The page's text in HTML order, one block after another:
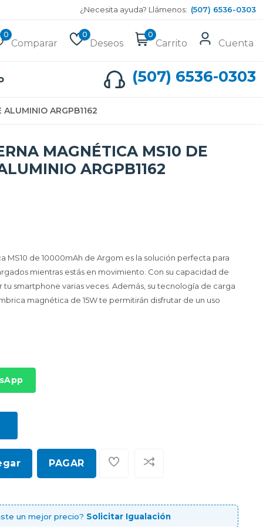
¿Necesita ayuda? Llámenos: (507) 6536-0303
0
Comparar
0
Deseos
0
Carrito Cuenta
(507) 6536-0303
ARGPB1162
MAGNÉTICA MS10 DE
ARGPB1162
MS10 de 10000mAh de Argom es la solución perfecta para
mientras estás en movimiento. Con su capacidad de
smartphone varias veces. Además, su tecnología de carga
magnética de 15W te permitirán disfrutar de un uso
PAGAR
un mejor precio? Solicitar Igualación